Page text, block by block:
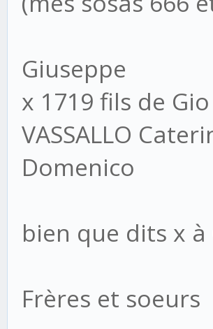
Giuseppe
x 1719 fils de
VASSALLO
Domenico
bien que dits x à
Frères et soeurs